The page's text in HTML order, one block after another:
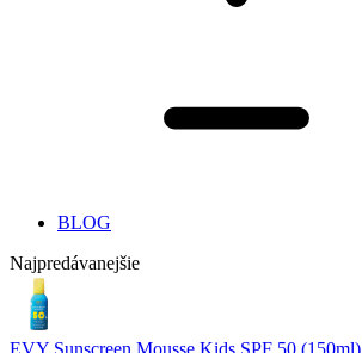
BLOG
Najpredávanejšie
EVY Sunscreen Mousse Kids SPF 50 (150ml)